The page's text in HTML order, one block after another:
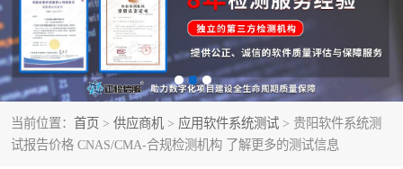
当前位置： 首页 > 供应商机 > 应用软件系统测试 > 贵阳软件系统测
试报告价格 CNAS/CMA-合规检测机构 了解更多的测试信息
应用软件系统测试 信息系统漏洞扫描
科技成果鉴定测试 软件产品登记测试
信息安全风险评估 系统性能效率测试